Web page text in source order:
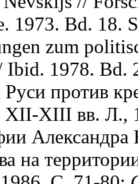
1973. Bd. 18.
zum
Ibid. 1978. Bd.
против
ХII-ХIII вв. Л.,
на